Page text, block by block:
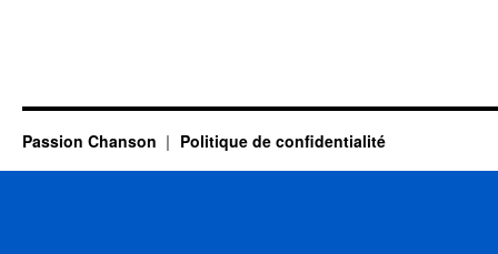
Passion Chanson Politique de confidentialité